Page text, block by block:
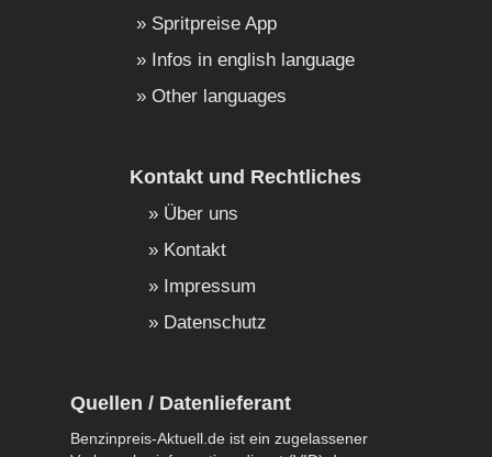
Spritpreise App
Infos in english language
Other languages
Kontakt und Rechtliches
Über uns
Kontakt
Impressum
Datenschutz
Quellen / Datenlieferant
Benzinpreis-Aktuell.de ist ein zugelassener